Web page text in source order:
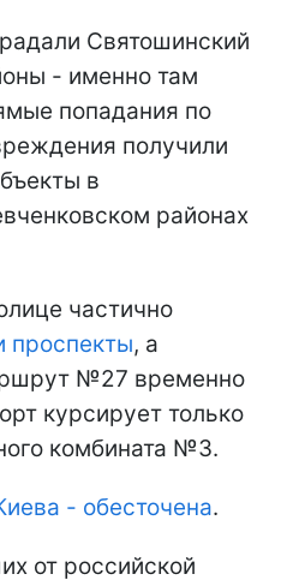
Святошинский
- именно там
попадания по
получили
в
районах
частично
проспекты, а
№27 временно
курсирует только
комбината №3.
- обесточена.
от российской